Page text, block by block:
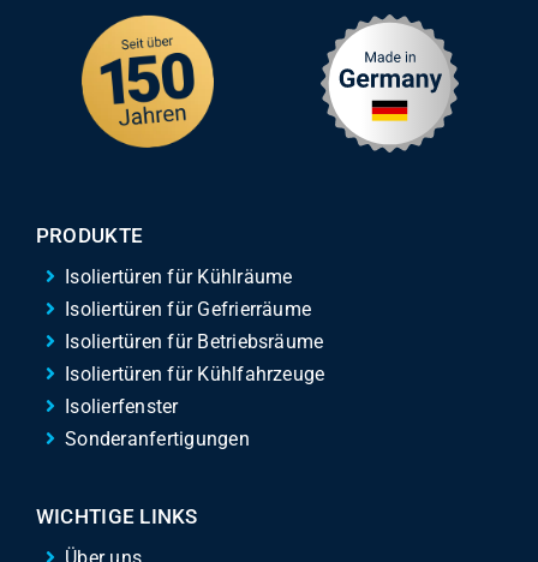
PRODUKTE
Isoliertüren für Kühlräume
Isoliertüren für Gefrierräume
Isoliertüren für Betriebsräume
Isoliertüren für Kühlfahrzeuge
Isolierfenster
Sonderanfertigungen
WICHTIGE LINKS